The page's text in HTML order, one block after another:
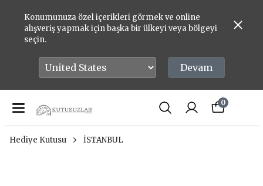
Konumunuza özel içerikleri görmek ve online
alışveriş yapmak için başka bir ülkeyi veya bölgeyi
seçin.
Devam
0
Hediye Kutusu İSTANBUL